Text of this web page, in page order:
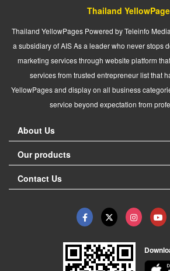
Thailand
Thailand YellowPages Powered by Teleinfo
a subsidiary of AIS As a leader who never stops
marketing services through website platform
services from trusted entrepreneur list that
YellowPages and display on all business
service beyond expectation from
About Us
Our products
Contact Us